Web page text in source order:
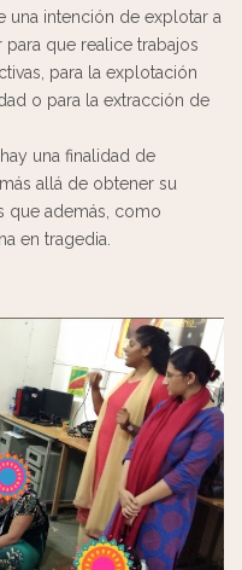
una intención de explotar a
para que realice trabajos
para la explotación
o para la extracción de
una finalidad de
allá de obtener su
que además, como
en tragedia.